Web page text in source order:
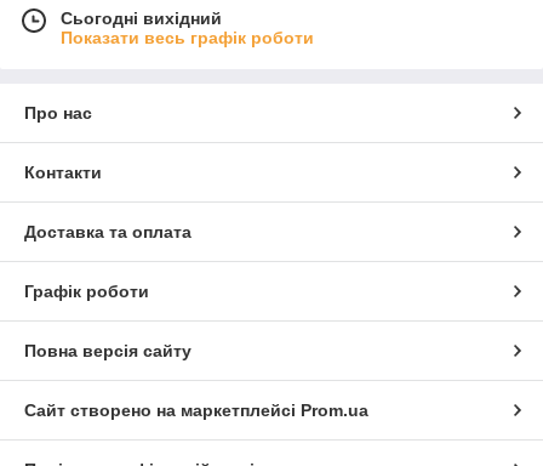
Сьогодні вихідний
Показати весь графік роботи
Про нас
Контакти
Доставка та оплата
Графік роботи
Повна версія сайту
Сайт створено на маркетплейсі Prom.ua